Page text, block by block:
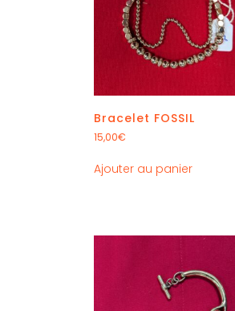
Bracelet FOSSIL
15,00€
Ajouter au panier